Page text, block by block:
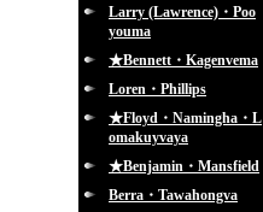
Larry (Lawrence)・Poo
youma
★Bennett・Kagenvema
Loren・Phillips
★Floyd・Namingha・L
omakuyvaya
★Benjamin・Mansfield
Berra・Tawahongva